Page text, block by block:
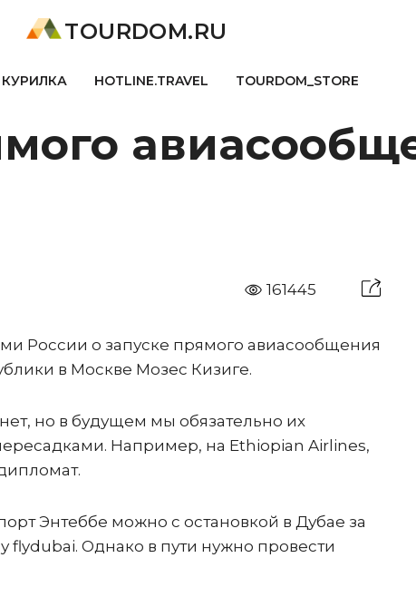
TOURDOM.RU
КУРИЛКА HOTLINE.TRAVEL TOURDOM_STORE
161445
России о запуске прямого авиасообщения
в Москве Мозес Кизиге.
но в будущем мы обязательно их
Например, на Ethiopian Airlines,
Энтеббе можно с остановкой в Дубае за
flydubai. Однако в пути нужно провести